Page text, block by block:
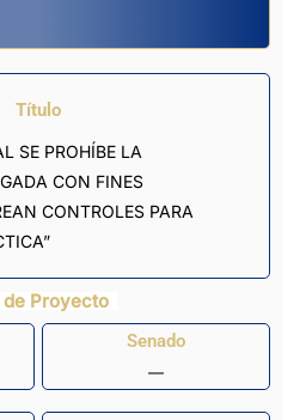
Título
SE PROHÍBE LA
CON FINES
CONTROLES PARA
de Proyecto
Senado
—